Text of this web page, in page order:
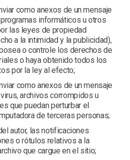
como anexos de un mensaje
informáticos u otros
las leyes de propiedad
a la intimidad y la publicidad),
o controle los derechos de
o haya obtenido todos los
por la ley al efecto;
como anexos de un mensaje
archivos corrompidos u
que puedan perturbar el
de terceras personas;
autor, las notificaciones
o rótulos relativos a la
que cargue en el sitio;